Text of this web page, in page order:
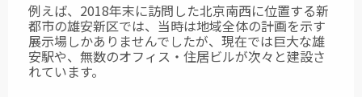
例えば、2018年末に訪問した北京南西に位置する新
都市の雄安新区では、当時は地域全体の計画を示す
展示場しかありませんでしたが、現在では巨大な雄
安駅や、無数のオフィス・住居ビルが次々と建設さ
れています。